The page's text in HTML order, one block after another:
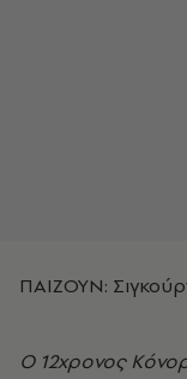
ΠΑΙΖΟΥΝ:
Ο 12χρονος